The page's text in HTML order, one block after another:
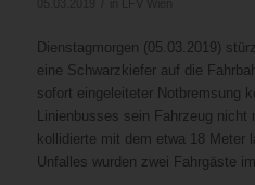
Dienstagmorgen (05.03.2019)
eine Schwarzkiefer auf die
sofort eingeleiteter Notbremsung
Linienbusses sein Fahrzeug
kollidierte mit dem etwa 18 Meter
Unfalles wurden zwei Fahrgäste